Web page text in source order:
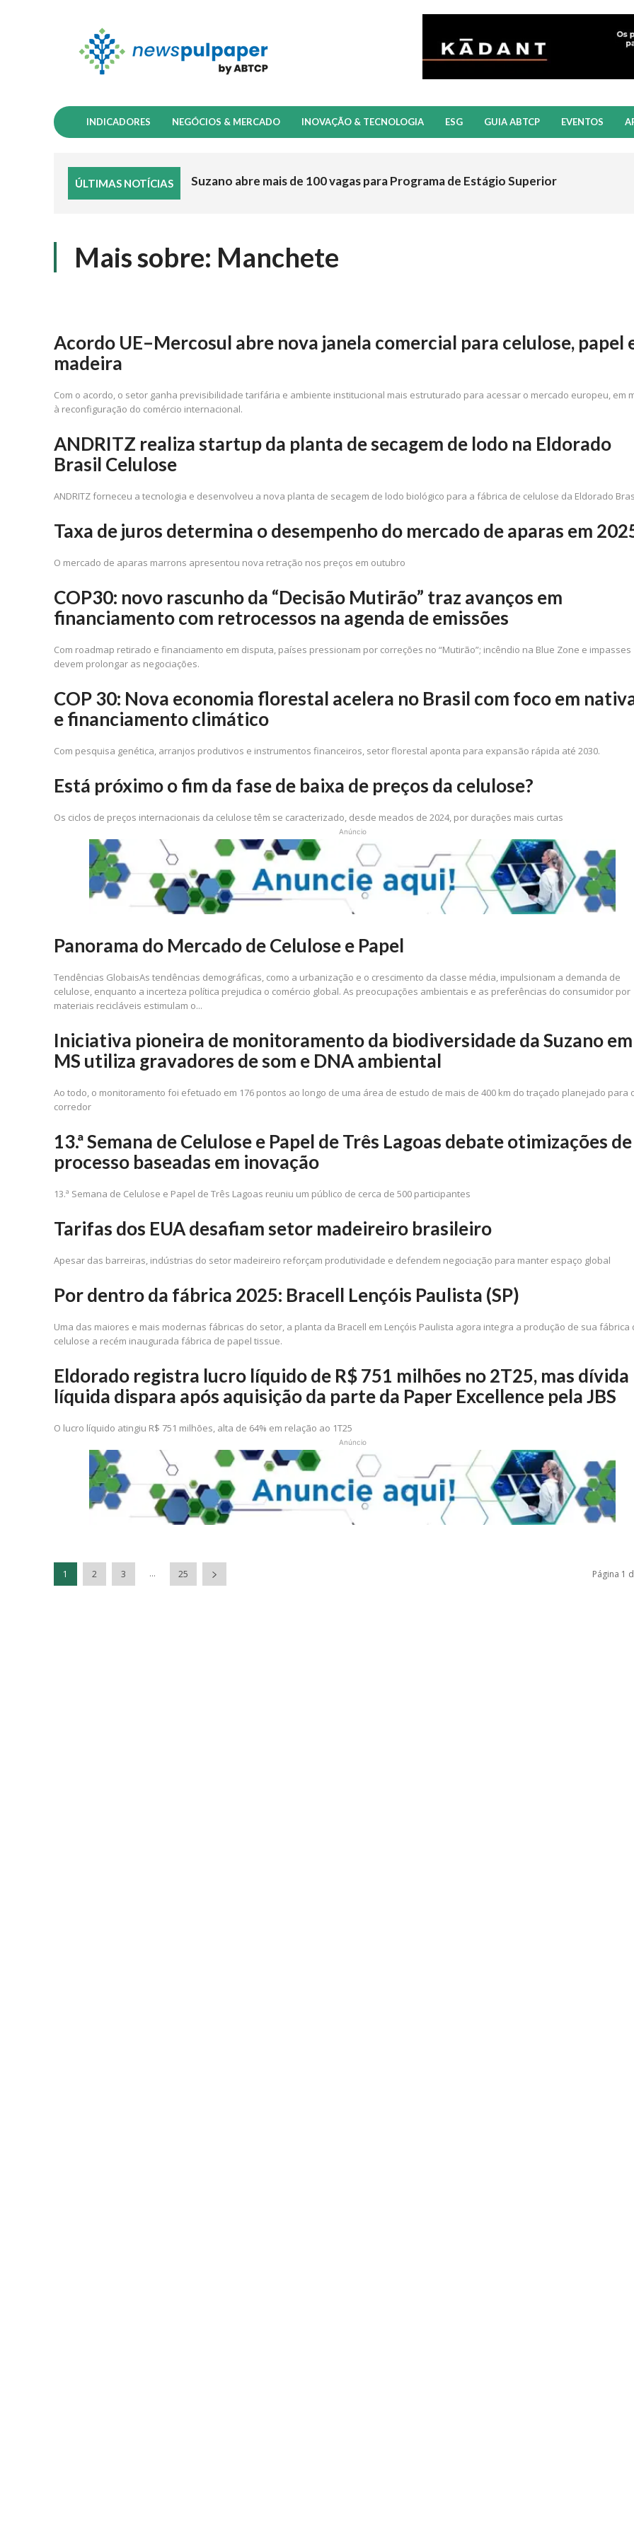
INDICADORES NEGÓCIOS & MERCADO INOVAÇÃO & TECNOLOGIA ESG GUIA ABTCP EVENTOS
ÚLTIMAS NOTÍCIAS Suzano abre mais de 100 vagas para Programa de Estágio Superior
Mais sobre: Manchete
Acordo UE–Mercosul abre nova janela comercial para celulose, papel
madeira
Com o acordo, o setor ganha previsibilidade tarifária e ambiente institucional mais estruturado para acessar o mercado europeu, em
à reconfiguração do comércio internacional.
ANDRITZ realiza startup da planta de secagem de lodo na Eldorado
Brasil Celulose
ANDRITZ forneceu a tecnologia e desenvolveu a nova planta de secagem de lodo biológico para a fábrica de celulose da Eldorado
Taxa de juros determina o desempenho do mercado de aparas em
O mercado de aparas marrons apresentou nova retração nos preços em outubro
COP30: novo rascunho da “Decisão Mutirão” traz avanços em
financiamento com retrocessos na agenda de emissões
Com roadmap retirado e financiamento em disputa, países pressionam por correções no “Mutirão”; incêndio na Blue Zone e impasses
devem prolongar as negociações.
COP 30: Nova economia florestal acelera no Brasil com foco em
e financiamento climático
Com pesquisa genética, arranjos produtivos e instrumentos financeiros, setor florestal aponta para expansão rápida até 2030.
Está próximo o fim da fase de baixa de preços da celulose?
Os ciclos de preços internacionais da celulose têm se caracterizado, desde meados de 2024, por durações mais curtas
Anúncio
Panorama do Mercado de Celulose e Papel
Tendências GlobaisAs tendências demográficas, como a urbanização e o crescimento da classe média, impulsionam a demanda de
celulose, enquanto a incerteza política prejudica o comércio global. As preocupações ambientais e as preferências do consumidor por
materiais recicláveis estimulam o...
Iniciativa pioneira de monitoramento da biodiversidade da Suzano em
MS utiliza gravadores de som e DNA ambiental
Ao todo, o monitoramento foi efetuado em 176 pontos ao longo de uma área de estudo de mais de 400 km do traçado planejado para
corredor
13.ª Semana de Celulose e Papel de Três Lagoas debate otimizações de
processo baseadas em inovação
13.ª Semana de Celulose e Papel de Três Lagoas reuniu um público de cerca de 500 participantes
Tarifas dos EUA desafiam setor madeireiro brasileiro
Apesar das barreiras, indústrias do setor madeireiro reforçam produtividade e defendem negociação para manter espaço global
Por dentro da fábrica 2025: Bracell Lençóis Paulista (SP)
Uma das maiores e mais modernas fábricas do setor, a planta da Bracell em Lençóis Paulista agora integra a produção de sua fábrica
celulose a recém inaugurada fábrica de papel tissue.
Eldorado registra lucro líquido de R$ 751 milhões no 2T25, mas dívida
líquida dispara após aquisição da parte da Paper Excellence pela JBS
O lucro líquido atingiu R$ 751 milhões, alta de 64% em relação ao 1T25
Anúncio
1 2 3 ... 25 Página 1